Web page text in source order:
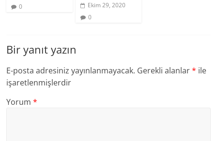
0
Ekim 29, 2020
0
Bir yanıt yazın
E-posta adresiniz yayınlanmayacak. Gerekli alanlar* ile
işaretlenmişlerdir
Yorum*